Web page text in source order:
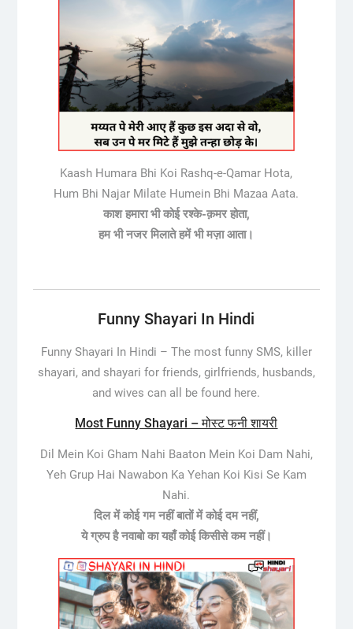
Kaash Humara Bhi Koi Rashq-e-Qamar Hota,
Hum Bhi Najar Milate Humein Bhi Mazaa Aata.
काश हमारा भी कोई रश्के-क़मर होता,
हम भी नजर मिलाते हमें भी मज़ा आता।
Funny Shayari In Hindi
Funny Shayari In Hindi – The most funny SMS, killer
shayari, and shayari for friends, girlfriends, husbands,
and wives can all be found here.
Most Funny Shayari – मोस्ट फनी शायरी
Dil Mein Koi Gham Nahi Baaton Mein Koi Dam Nahi,
Yeh Grup Hai Nawabon Ka Yehan Koi Kisi Se Kam
Nahi.
दिल में कोई गम नहीं बातों में कोई दम नहीं,
ये ग्रुप है नवाबो का यहाँ कोई किसीसे कम नहीं।